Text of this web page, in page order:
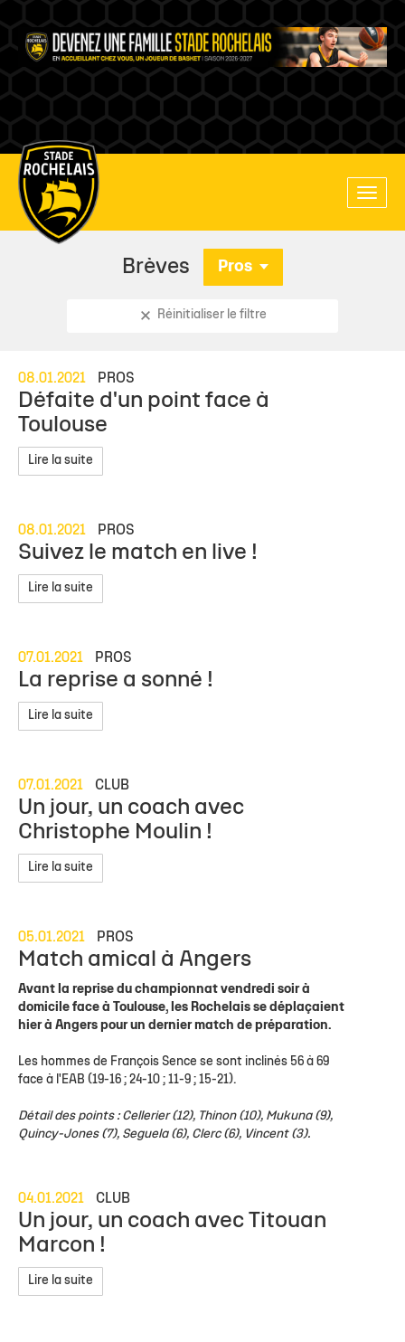
Main
site
navigation
Toggle
Brèves Pros
Réinitialiser le filtre
08.01.2021 PROS
Défaite d'un point face à
Toulouse
Lire la suite
08.01.2021 PROS
Suivez le match en live !
Lire la suite
07.01.2021 PROS
La reprise a sonné !
Lire la suite
07.01.2021 CLUB
Un jour, un coach avec
Christophe Moulin !
Lire la suite
05.01.2021 PROS
Match amical à Angers
Avant la reprise du championnat vendredi soir à
domicile face à Toulouse, les Rochelais se déplaçaient
hier à Angers pour un dernier match de préparation.
Les hommes de François Sence se sont inclinés 56 à 69
face à l'EAB (19-16 ; 24-10 ; 11-9 ; 15-21).
Détail des points : Cellerier (12), Thinon (10), Mukuna (9),
Quincy-Jones (7), Seguela (6), Clerc (6), Vincent (3).
04.01.2021 CLUB
Un jour, un coach avec Titouan
Marcon !
Lire la suite